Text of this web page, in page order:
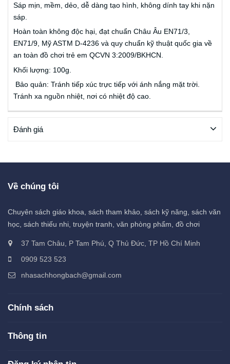
Sáp mịn, mềm, dẻo, dễ dàng tạo hình, không dính tay khi nặn
sáp.
Hoàn toàn không độc hại, đạt chuẩn Châu Âu EN71/3,
EN71/9, Mỹ ASTM D-4236 và quy chuẩn kỹ thuật quốc gia về
an toàn đồ chơi trẻ em QCVN 3:2009/BKHCN.
Khối lượng: 100g.
Bảo quản: Tránh tiếp xúc trực tiếp với ánh nắng mặt trời.
Tránh xa nguồn nhiệt, nơi có nhiệt độ cao.
Đánh giá
Về chúng tôi
Chuyên sách giáo khoa, sách tham khảo, sách kỹ năng, sách văn
học, sách thiếu nhi, truyện tranh, văn phòng phẩm, đồ chơi
37 Tam Châu, P Tam Phú, Q Thủ Đức, TP Hồ Chí Minh
0909 523 523
nhasachhongbach@gmail.com
Chính sách
Thông tin